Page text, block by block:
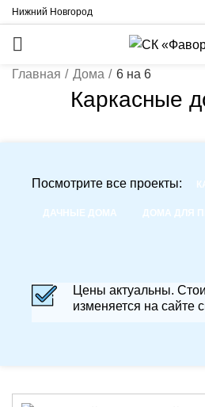
Нижний Новгород
Главная Дома 6 на 6
Каркасные
Посмотрите все проекты:
ДАЧНЫЕ ДОМА ДОМА ДЛЯ
Цены актуальны.
изменяется на сайте